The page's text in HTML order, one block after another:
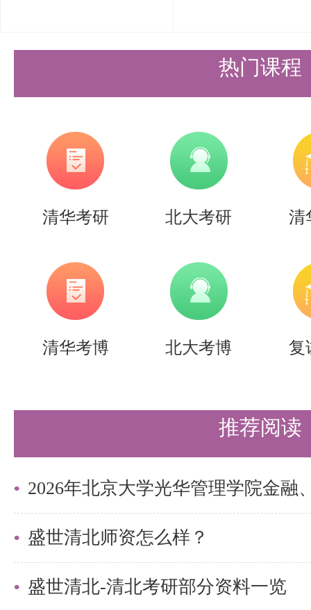
2026年将马克思主义理论专业（
复试录取实施细则】的内容，希
同学们节约时间，提高上岸的成
需要说的是，考清北竞争大，压
持。盛世清北-清北考研集训营，
造，有清北先行营、清北强基营
热门课程
清华考研 北大考研 清
清华考博 北大考博 复
推荐阅读
盛世清北师资怎么样？
盛世清北-清北考研部分资料一览